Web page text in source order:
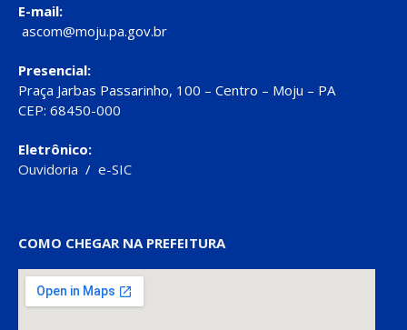
E-mail:
ascom@moju.pa.gov.br
Presencial:
Praça Jarbas Passarinho, 100 – Centro – Moju – PA
CEP: 68450-000
Eletrônico:
Ouvidoria / e-SIC
COMO CHEGAR NA PREFEITURA